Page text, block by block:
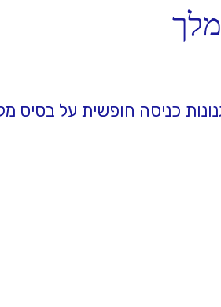
כניסה חופשית על בסיס